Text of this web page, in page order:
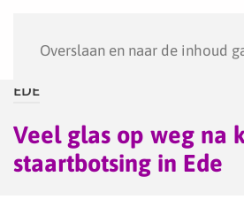
Overslaan en naar de inhoud
EDE
Veel glas op weg na
staartbotsing in Ede